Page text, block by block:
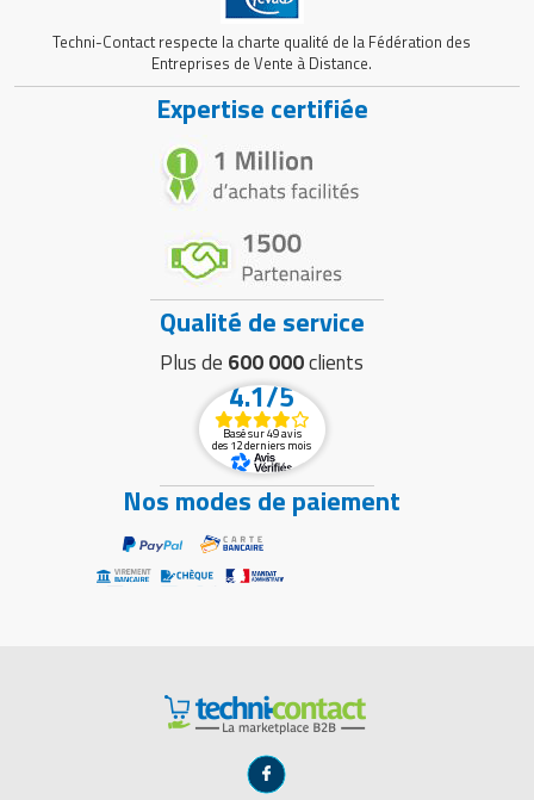
Techni-Contact respecte la charte qualité de la Fédération des
Entreprises de Vente à Distance.
Expertise certifiée
Qualité de service
Plus de 600 000clients
4.1/5
Basé sur 49 avis
des 12 derniers mois
Nos modes de paiement